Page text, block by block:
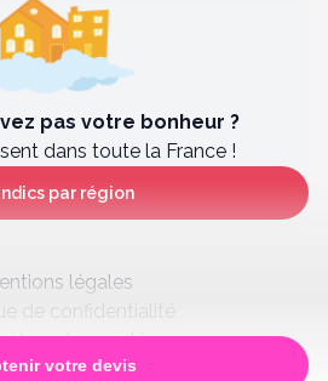
votre devis
pas votre bonheur ?
dans toute la France !
par région
légales
de confidentialité
des cookies
client